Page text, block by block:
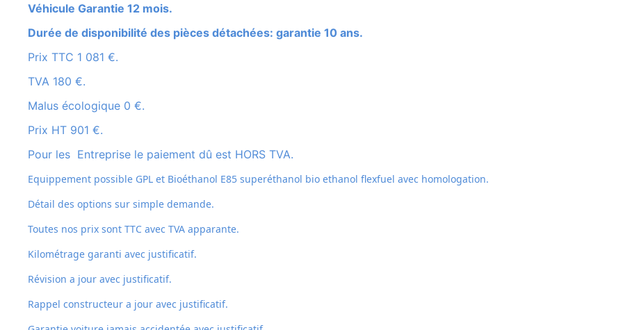
Véhicule Garantie 12 mois.
Durée de disponibilité des pièces détachées: garantie 10 ans.
Prix TTC 1 081 €.
TVA 180 €.
Malus écologique 0 €.
Prix HT 901 €.
Pour les Entreprise le paiement dû est HORS TVA.
Equippement possible GPL et Bioéthanol E85 superéthanol bio ethanol flexfuel avec homologation.
Détail des options sur simple demande.
Toutes nos prix sont TTC avec TVA apparante.
Kilométrage garanti avec justificatif.
Révision a jour avec justificatif.
Rappel constructeur a jour avec justificatif.